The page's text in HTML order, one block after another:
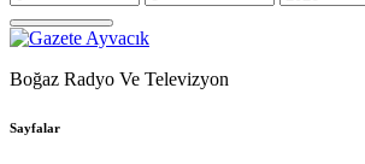
Boğaz Radyo Ve Televizyon
Sayfalar